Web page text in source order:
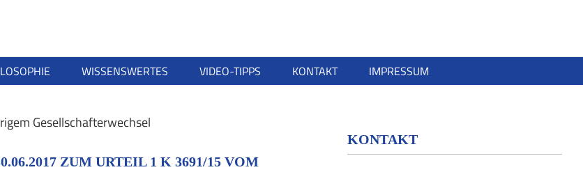
WISSENSWERTES VIDEO-TIPPS KONTAKT IMPRESSUM
Gesellschafterwechsel
ZUM URTEIL 1 K 3691/15 VOM
KONTAKT